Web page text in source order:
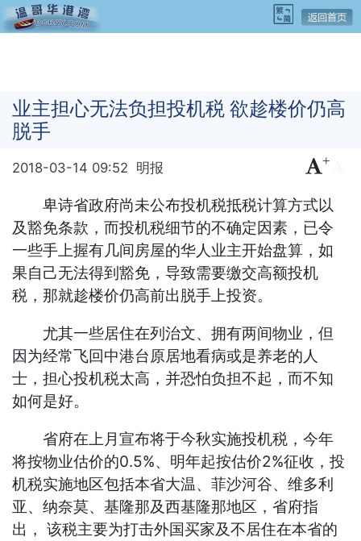
业主担心无法负担投机税 欲趁楼价仍高
脱手
2018-03-14 09:52 明报 +
卑诗省政府尚未公布投机税抵税计算方式以
及豁免条款，而投机税细节的不确定因素，已令
一些手上握有几间房屋的华人业主开始盘算，如
果自己无法得到豁免，导致需要缴交高额投机
税，那就趁楼价仍高前出脱手上投资。
尤其一些居住在列治文、拥有两间物业，但
因为经常飞回中港台原居地看病或是养老的人
士，担心投机税太高，并恐怕负担不起，而不知
如何是好。
省府在上月宣布将于今秋实施投机税，今年
将按物业估价的0.5%、明年起按估价2%征收，投
机税实施地区包括本省大温、菲沙河谷、维多利
亚、纳奈莫、基隆那及西基隆那地区，省府指
出， 该税主要为打击外国买家及不居住在本省的